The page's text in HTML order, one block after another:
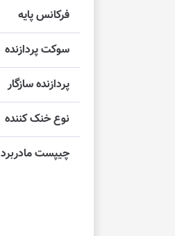
فرکانس پایه
سوکت پردازنده
پردازنده سازگار
نوع خنک کننده
چیپست مادربرد